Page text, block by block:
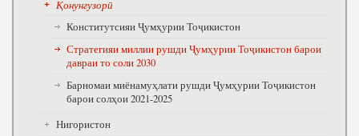
Қонунгузорӣ
Конститутсияи Ҷумҳурии Тоҷикистон
Стратегияи миллии рушди Ҷумҳурии Тоҷикистон барои
давраи то соли 2030
Барномаи миёнамуҳлати рушди Ҷумҳурии Тоҷикистон
барои солҳои 2021-2025
Нигористон